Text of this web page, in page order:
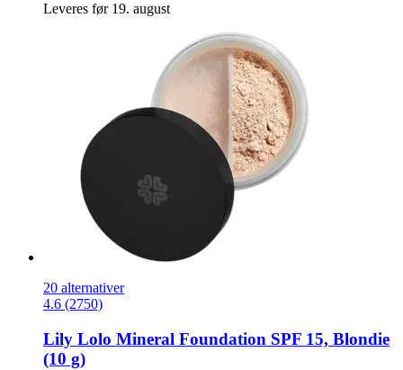
Leveres før 19. august
20 alternativer
4.6 (2750)
Lily Lolo Mineral Foundation SPF 15, Blondie
(10 g)